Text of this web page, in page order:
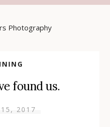
found us.
15, 2017